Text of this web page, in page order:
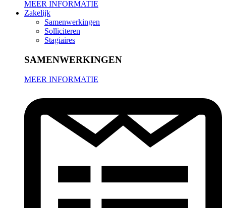
MEER INFORMATIE
Zakelijk
Samenwerkingen
Solliciteren
Stagiaires
SAMENWERKINGEN
MEER INFORMATIE